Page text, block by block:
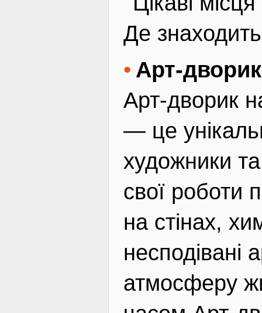
Де
Арт-
Арт-дворик
— це
художники
свої роботи
на стінах,
несподівані
атмосферу